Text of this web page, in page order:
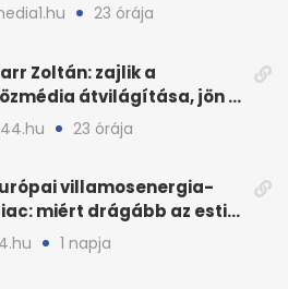
23 órája
Zoltán: zajlik a
átvilágítása, jön a
véleményezés
23 órája
villamosenergia-
miért drágább az esti
Magyarországon
1 napja